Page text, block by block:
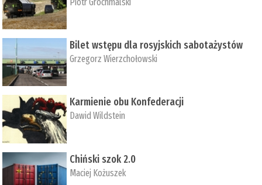
Bilet wstępu dla rosyjskich sabotażystów
Grzegorz Wierzchołowski
Karmienie obu Konfederacji
Dawid Wildstein
Chiński szok 2.0
Maciej Kożuszek